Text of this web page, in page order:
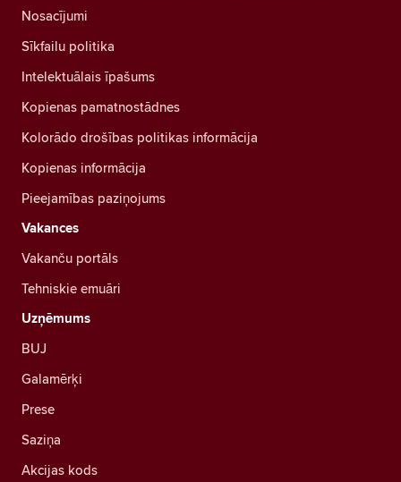
Nosacījumi
Sīkfailu politika
Intelektuālais īpašums
Kopienas pamatnostādnes
Kolorādo drošības politikas informācija
Kopienas informācija
Pieejamības paziņojums
Vakances
Vakanču portāls
Tehniskie emuāri
Uzņēmums
BUJ
Galamērķi
Prese
Saziņa
Akcijas kods